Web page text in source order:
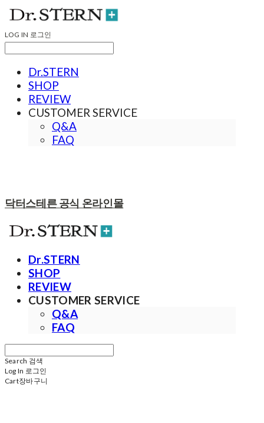
LOG IN 로그인
Dr.STERN
SHOP
REVIEW
CUSTOMER SERVICE
Q&A
FAQ
닥터스테른 공식 온라인몰
Dr.STERN
SHOP
REVIEW
CUSTOMER SERVICE
Q&A
FAQ
Search 검색
Log In 로그인
Cart장바구니